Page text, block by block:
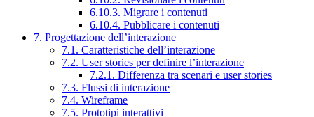
6.10.3. Migrare i contenuti
6.10.4. Pubblicare i contenuti
7. Progettazione dell’interazione
7.1. Caratteristiche dell’interazione
7.2. User stories per definire l’interazione
7.2.1. Differenza tra scenari e user stories
7.3. Flussi di interazione
7.4. Wireframe
7.5. Prototipi interattivi